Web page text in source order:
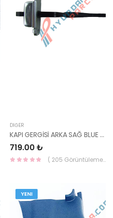
DIĞER
KAPI GERGİSİ ARKA SAĞ BLUE 79490-0U000-HMC
719.00 ₺
( 205 Görüntüleme )
YENI